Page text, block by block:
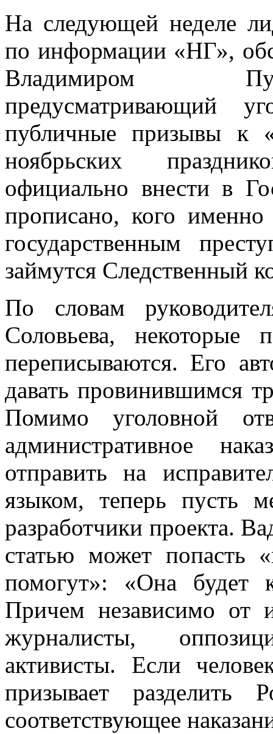
На следующей неделе
по информации «НГ»,
Владимиром
предусматривающий
публичные призывы к
ноябрьских
официально внести в
прописано, кого
государственным
займутся Следственный
По словам
Соловьева, некоторые
переписываются. Его
давать провинившимся
Помимо уголовной
административное
отправить на
языком, теперь пусть
разработчики проекта.
статью может попасть
помогут»: «Она будет
Причем независимо от
журналисты,
активисты. Если
призывает
соответствующее